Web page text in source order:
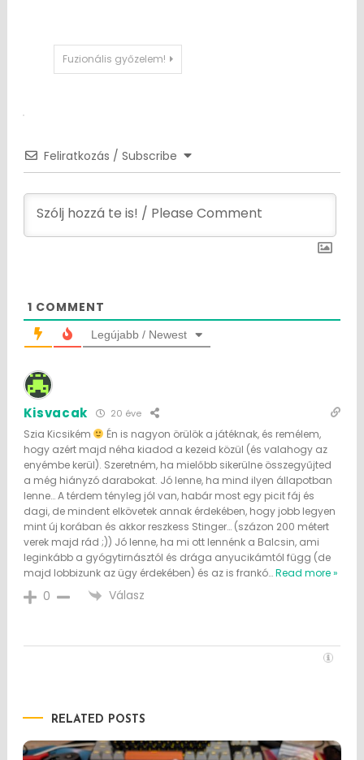
PostFuzionális győzelem!
Feliratkozás / Subscribe
1 COMMENT
Legújabb / Newest
Kisvacak 20 éve
Szia Kicsikém
Én is nagyon örülök a játéknak, és remélem,
hogy azért majd néha kiadod a kezeid közül (és valahogy az
enyémbe kerül). Szeretném, ha mielőbb sikerülne összegyűjted
a még hiányzó darabokat. Jó lenne, ha mind ilyen állapotban
lenne… A térdem tényleg jól van, habár most egy picit fáj és
dagi, de mindent elkövetek annak érdekében, hogy jobb legyen
mint új korában és akkor reszkess Stinger… (százon 200 métert
verek majd rád ;)) Jó lenne, ha mi ott lennénk a Balcsin, ami
leginkább a gyógytirnásztól és drága anyucikámtól függ (de
majd lobbizunk az ügy érdekében) és az is frankó…Read more »
0 Válasz
RELATED POSTS